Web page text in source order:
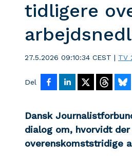
tidligere
27.5.2026 09:10:34 CEST | TV
Del
Dansk
dialog om, hvorvidt
overenskomststridige